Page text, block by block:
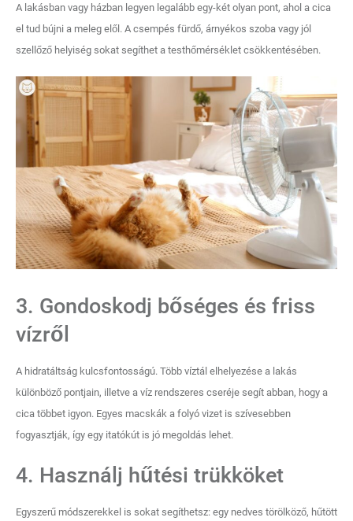
A lakásban vagy házban legyen legalább egy-két olyan pont, ahol a cica
el tud bújni a meleg elől. A csempés fürdő, árnyékos szoba vagy jól
szellőző helyiség sokat segíthet a testhőmérséklet csökkentésében.
3. Gondoskodj bőséges és friss
vízről
A hidratáltság kulcsfontosságú. Több víztál elhelyezése a lakás
különböző pontjain, illetve a víz rendszeres cseréje segít abban, hogy a
cica többet igyon. Egyes macskák a folyó vizet is szívesebben
fogyasztják, így egy itatókút is jó megoldás lehet.
4. Használj hűtési trükköket
Egyszerű módszerekkel is sokat segíthetsz: egy nedves törölköző, hűtött